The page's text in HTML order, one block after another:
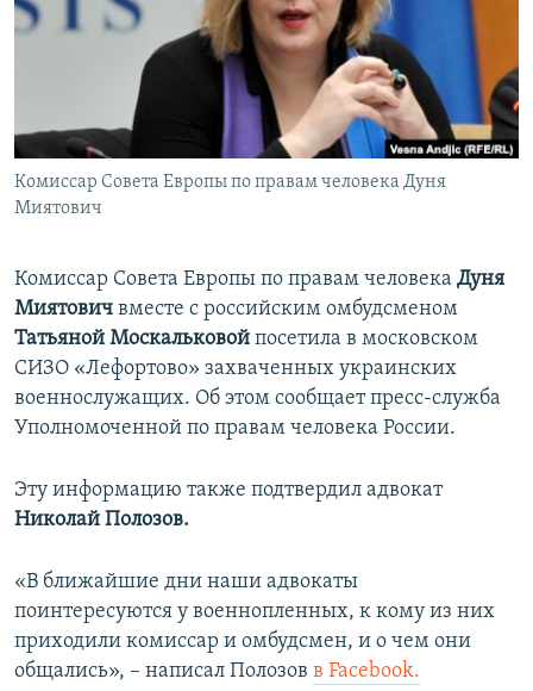
ПОБЕДИТЕЛЕЙ НЕ СУДЯТ?
КРЫМ.НЕПОКОРЕННЫЙ
УКРАИНСКАЯ ПРОБЛЕМА КРЫМА
ПРИСОЕДИНЯЙТЕСЬ!
Все сайты RFE/RL
Комиссар Совета Европы по правам человека Дуня
Миятович
Комиссар Совета Европы по правам человека Дуня
Миятович вместе с российским омбудсменом
Татьяной Москальковой посетила в московском
СИЗО «Лефортово» захваченных украинских
военнослужащих. Об этом сообщает пресс-служба
Уполномоченной по правам человека России.
Эту информацию также подтвердил адвокат
Николай Полозов.
«В ближайшие дни наши адвокаты
поинтересуются у военнопленных, к кому из них
приходили комиссар и омбудсмен, и о чем они
общались», – написал Полозов в Facebook.